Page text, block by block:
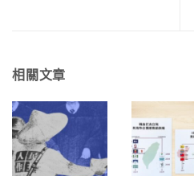
相關文章